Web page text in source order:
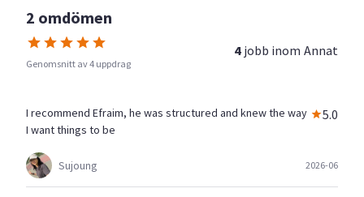
2 omdömen
Genomsnitt av 4 uppdrag
4 jobb inom Annat
I recommend Efraim, he was structured and knew the way
I want things to be
5.0
Sujoung 2026-06